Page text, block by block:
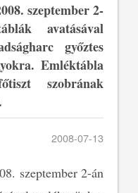
szeptember 2-
avatásával
győztes
Emléktábla
szobrának
2008-07-13
szeptember 2-án